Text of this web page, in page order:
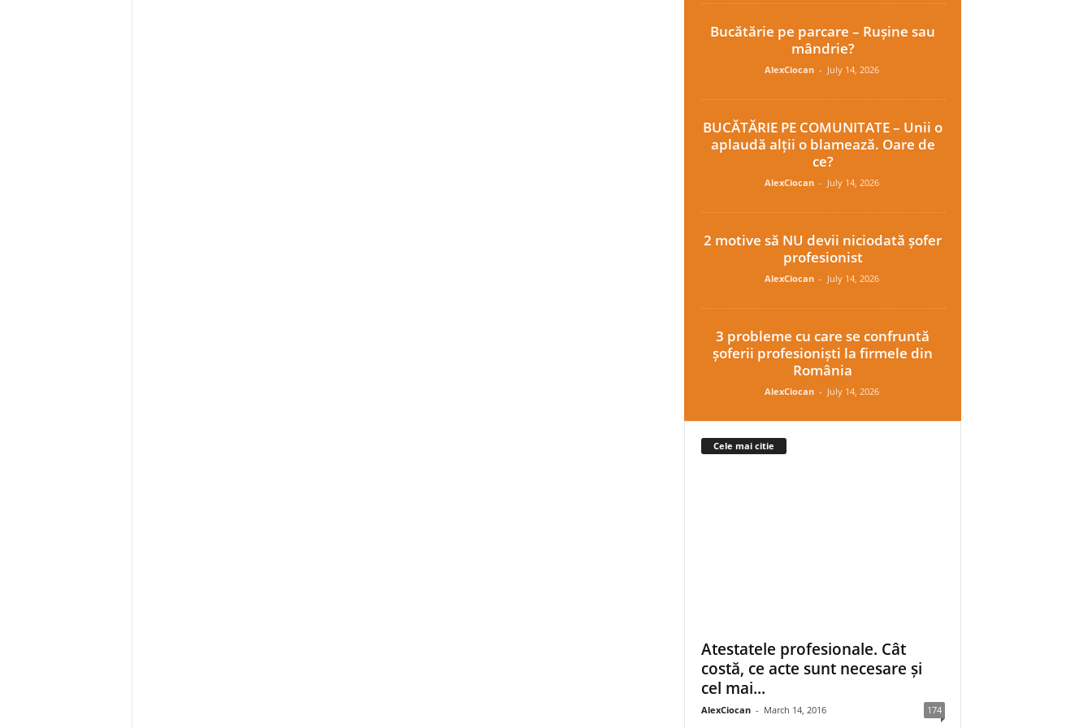
Bucătărie pe parcare – Rușine sau
mândrie?
AlexCiocan - July 14, 2026
BUCĂTĂRIE PE COMUNITATE – Unii o
aplaudă alții o blamează. Oare de
ce?
AlexCiocan - July 14, 2026
2 motive să NU devii niciodată șofer
profesionist
AlexCiocan - July 14, 2026
3 probleme cu care se confruntă
șoferii profesioniști la firmele din
România
AlexCiocan - July 14, 2026
Cele mai citie
Atestatele profesionale. Cât
costă, ce acte sunt necesare și
cel mai...
AlexCiocan - March 14, 2016 174